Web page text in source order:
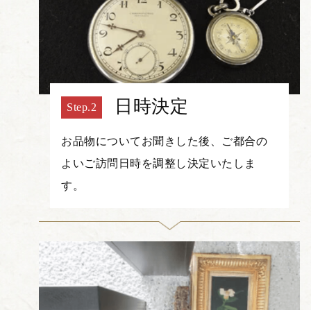
日時決定
お品物についてお聞きした後、ご都合の
よいご訪問日時を調整し決定いたしま
す。